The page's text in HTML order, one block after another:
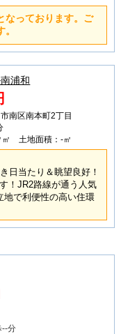
なっております。ご
浦和
南区南本町2丁目
㎡ 土地面積：-㎡
日当たり＆眺望良好！
！JR2路線が通う人気
地で利便性の高い住環
--分